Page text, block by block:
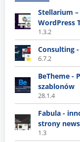
Stellarium
WordPress
1.3.2
Consulting
6.7.2
BeTheme -
szablonów
28.1.4
Fabula -
strony news
1.3